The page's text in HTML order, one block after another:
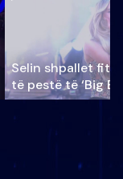
Selin shpallet
të pestë të ‘Big